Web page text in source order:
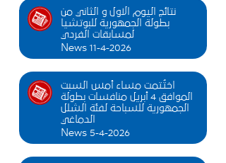
نتائج اليوم الاول و الثاني من
بطولة الجمهورية للبوتشيا
لمسابقات الفردي
News 11-4-2026
اختُتمت مساء أمس السبت
الموافق 4 أبريل منافسات بطولة
الجمهورية للسباحة لفئة الشلل
الدماغي
News 5-4-2026